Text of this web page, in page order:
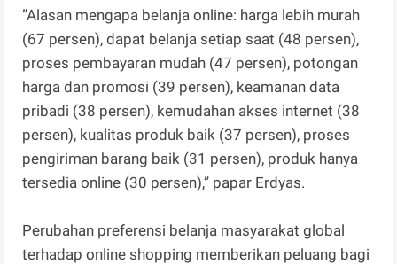
”Alasan mengapa belanja online: harga lebih murah
(67 persen), dapat belanja setiap saat (48 persen),
proses pembayaran mudah (47 persen), potongan
harga dan promosi (39 persen), keamanan data
pribadi (38 persen), kemudahan akses internet (38
persen), kualitas produk baik (37 persen), proses
pengiriman barang baik (31 persen), produk hanya
tersedia online (30 persen),” papar Erdyas.
Perubahan preferensi belanja masyarakat global
terhadap online shopping memberikan peluang bagi